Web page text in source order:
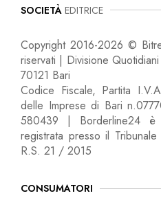
SOCIETÀ EDITRICE
Copyright 2016-2026 ©
riservati | Divisione
70121 Bari
Codice Fiscale, Partita
delle Imprese di Bari
580439 | Borderline24 è
registrata presso il
R.S. 21 / 2015
CONSUMATORI